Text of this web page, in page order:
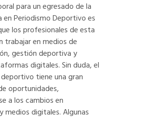
para un egresado de la
en Periodismo Deportivo es
los profesionales de esta
trabajar en medios de
gestión deportiva y
digitales. Sin duda, el
tiene una gran
oportunidades,
a los cambios en
medios digitales. Algunas